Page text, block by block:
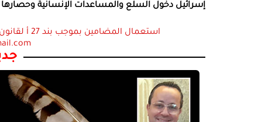
إسرائيل دخول السلع والمساعدات الإنسانية